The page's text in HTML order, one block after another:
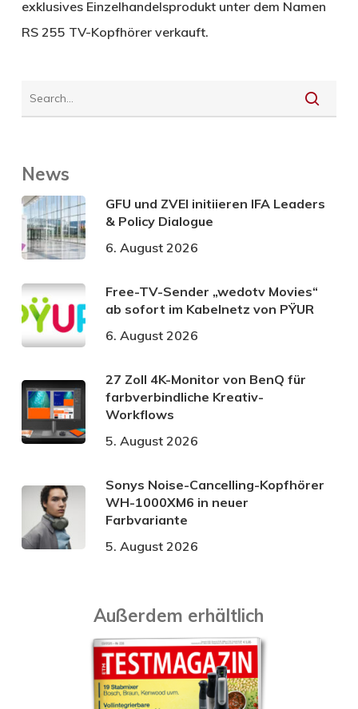
exklusives Einzelhandelsprodukt unter dem Namen
RS 255 TV-Kopfhörer verkauft.
News
GFU und ZVEI initiieren IFA Leaders
& Policy Dialogue
6. August 2026
Free-TV-Sender „wedotv Movies“
ab sofort im Kabelnetz von PŸUR
6. August 2026
27 Zoll 4K-Monitor von BenQ für
farbverbindliche Kreativ-
Workflows
5. August 2026
Sonys Noise-Cancelling-Kopfhörer
WH-1000XM6 in neuer
Farbvariante
5. August 2026
Außerdem erhältlich